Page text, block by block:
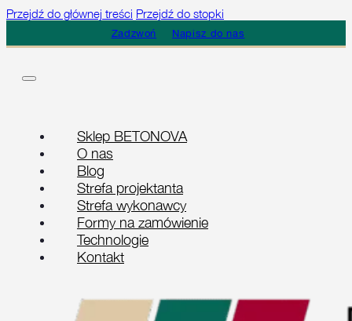
Przejdź do głównej treści Przejdź do stopki
Zadzwoń Napisz do nas
Sklep BETONOVA
O nas
Blog
Strefa projektanta
Strefa wykonawcy
Formy na zamówienie
Technologie
Kontakt